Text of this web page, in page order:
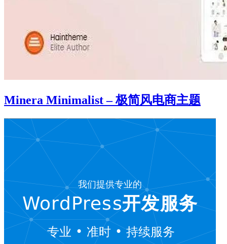
Minera Minimalist – 极简风电商主题